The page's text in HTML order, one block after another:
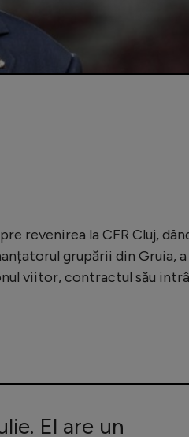
revenirea la CFR Cluj,
grupării din Gruia, a
viitor, contractul său
El are un